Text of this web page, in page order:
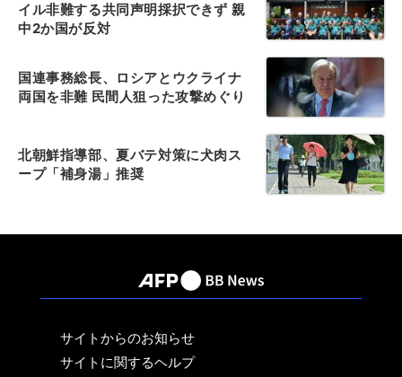
イル非難する共同声明採択できず 親
中2か国が反対
国連事務総長、ロシアとウクライナ
両国を非難 民間人狙った攻撃めぐり
北朝鮮指導部、夏バテ対策に犬肉ス
ープ「補身湯」推奨
サイトからのお知らせ
サイトに関するヘルプ